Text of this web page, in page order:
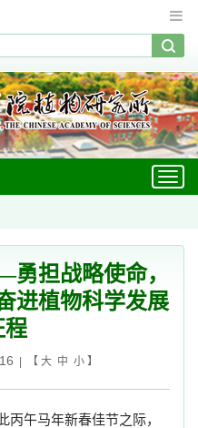
担战略使命，
进植物科学发展
程
| 【 大 中 小】
丙午马年新春佳节之际，